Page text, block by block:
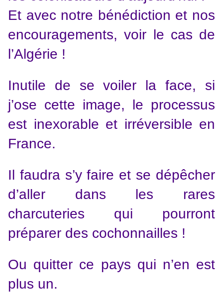
Et avec notre bénédiction et nos
encouragements, voir le cas de
l’Algérie !
Inutile de se voiler la face, si
j’ose cette image, le processus
est inexorable et irréversible en
France.
Il faudra s’y faire et se dépêcher
d’aller dans les rares
charcuteries qui pourront
préparer des cochonnailles !
Ou quitter ce pays qui n’en est
plus un.